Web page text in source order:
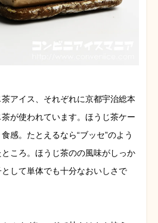
アイス、それぞれに京都宇治総本
が使われています。ほうじ茶ケー
感。たとえるなら“ブッセ”のよう
ころ。ほうじ茶のの風味がしっか
して単体でも十分なおいしさで